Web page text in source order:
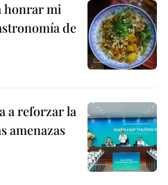
honrar mi
de
a reforzar la
amenazas